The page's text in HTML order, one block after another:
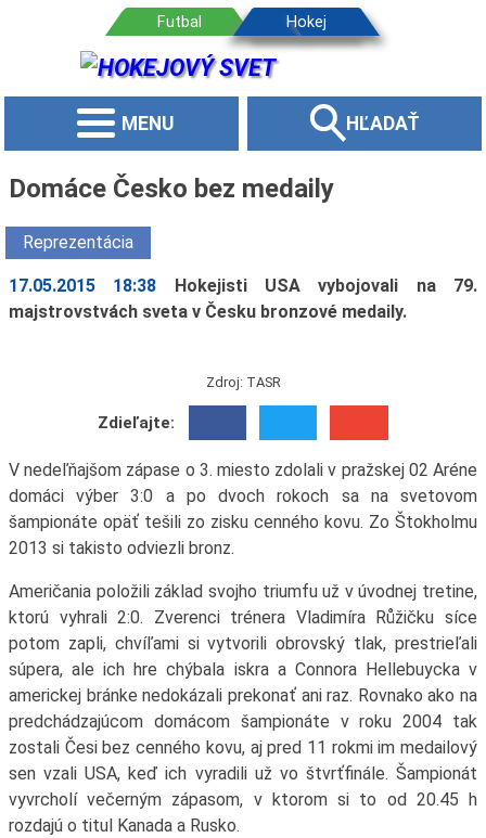
MENU HĽADAŤ
Domáce Česko bez medaily
Reprezentácia
17.05.2015 18:38
Hokejisti USA vybojovali na 79.
majstrovstvách sveta v Česku bronzové medaily.
Zdroj: TASR
Zdieľajte:
V nedeľňajšom zápase o 3. miesto zdolali v pražskej 02 Aréne
domáci výber 3:0 a po dvoch rokoch sa na svetovom
šampionáte opäť tešili zo zisku cenného kovu. Zo Štokholmu
2013 si takisto odviezli bronz.
Američania položili základ svojho triumfu už v úvodnej tretine,
ktorú vyhrali 2:0. Zverenci trénera Vladimíra Růžičku síce
potom zapli, chvíľami si vytvorili obrovský tlak, prestrieľali
súpera, ale ich hre chýbala iskra a Connora Hellebuycka v
americkej bránke nedokázali prekonať ani raz. Rovnako ako na
predchádzajúcom domácom šampionáte v roku 2004 tak
zostali Česi bez cenného kovu, aj pred 11 rokmi im medailový
sen vzali USA, keď ich vyradili už vo štvrťfinále. Šampionát
vyvrcholí večerným zápasom, v ktorom si to od 20.45 h
rozdajú o titul Kanada a Rusko.